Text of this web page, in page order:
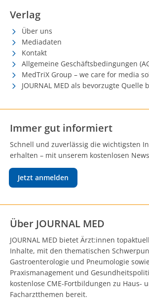
Verlag
Über uns
Mediadaten
Kontakt
Allgemeine Geschäftsbedingungen
MedTriX Group – we care for media
JOURNAL MED als bevorzugte Quelle
Immer gut informiert
Schnell und zuverlässig die wichtigsten
erhalten – mit unserem kostenlosen
Jetzt anmelden
Über JOURNAL MED
JOURNAL MED bietet Ärzt:innen
Inhalte, mit den thematischen
Gastroenterologie und Pneumologie
Praxismanagement und
kostenlose CME-Fortbildungen zu Haus-
Facharztthemen bereit.